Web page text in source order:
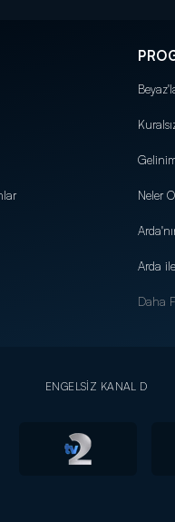
Neler
Arda
Daha
ENGELSİZ KANAL D